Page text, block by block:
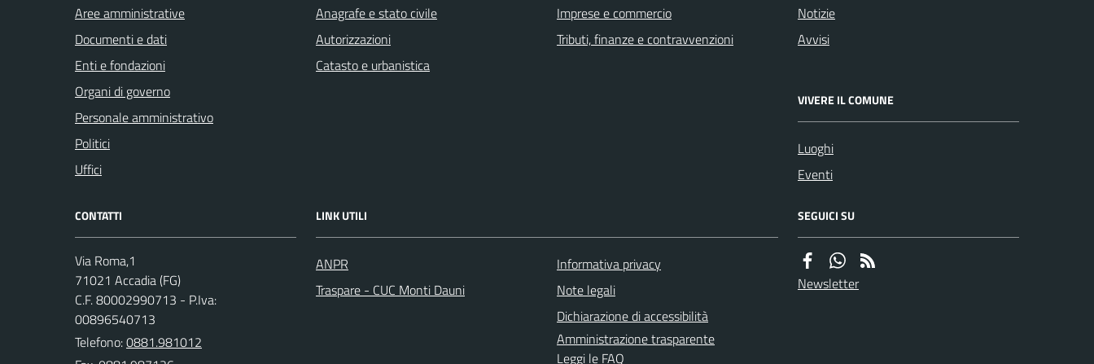
Aree amministrative
Documenti e dati
Enti e fondazioni
Organi di governo
Personale amministrativo
Politici
Uffici
Anagrafe e stato civile
Autorizzazioni
Catasto e urbanistica
Imprese e commercio
Tributi, finanze e contravvenzioni
Notizie
Avvisi
VIVERE IL COMUNE
Luoghi
Eventi
CONTATTI
Via Roma,1
71021 Accadia (FG)
C.F. 80002990713 - P.Iva:
00896540713
Telefono:0881.981012
LINK UTILI
ANPR
Traspare - CUC Monti Dauni
Informativa privacy
Note legali
Dichiarazione di accessibilità
Amministrazione trasparente
Leggi le FAQ
SEGUICI SU
Newsletter